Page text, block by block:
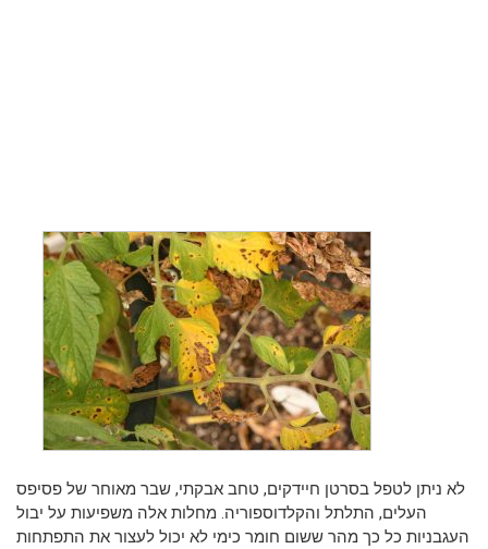
לא ניתן לטפל בסרטן חיידקים, טחב אבקתי, שבר מאוחר של פסיפס
העלים, התלתל והקלדוספוריה. מחלות אלה משפיעות על יבול
העגבניות כל כך מהר ששום חומר כימי לא יכול לעצור את התפתחות